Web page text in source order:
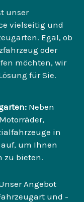
unser
vielseitig und
Egal, ob
oder
möchten, wir
für Sie.
Neben
in
um Ihnen
zu bieten.
Angebot
und -